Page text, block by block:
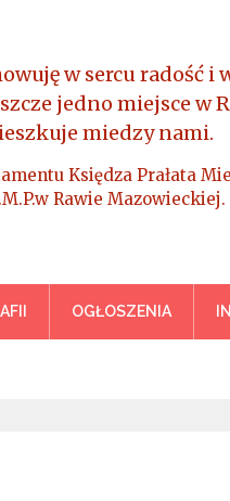
w sercu radość i
jedno miejsce w
miedzy nami.
Księdza Prałata
Rawie Mazowieckiej.
OGŁOSZENIA